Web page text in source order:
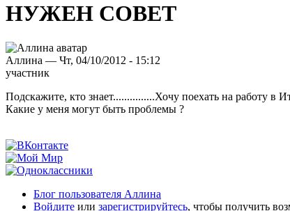
НУЖЕН СОВЕТ
Аллина — Чт, 04/10/2012 - 15:12
участник
Подскажите, кто знает...............Хочу поехать на работу в
Какие у меня могут быть проблемы ?
Блог пользователя Аллина
Войдите или зарегистрируйтесь, чтобы получить